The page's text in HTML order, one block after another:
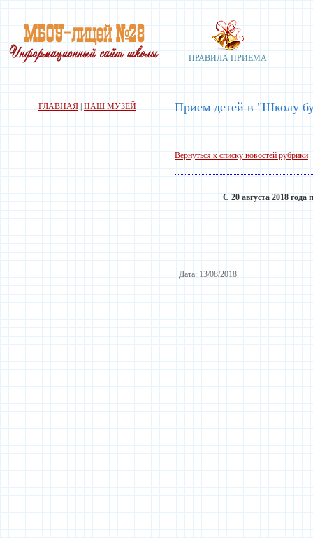
ПРАВИЛА ПРИЕМА
ГЛАВНАЯ НАШ МУЗЕЙ Прием детей в "Школу
Вернуться к списку новостей рубрики
С 20 августа 2018
Дата: 13/08/2018